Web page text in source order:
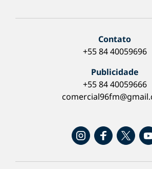
Contato
+55 84 40059696
Publicidade
+55 84 40059666